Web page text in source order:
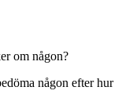
om någon?
någon efter hur